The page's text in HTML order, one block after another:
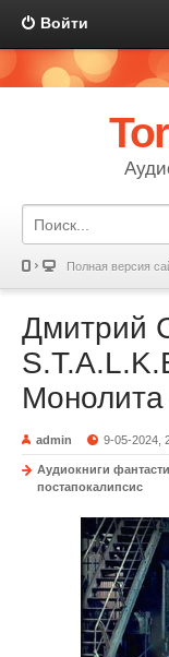
Войти
Полная версия
Дмитрий
admin 9-05-2024,
Аудиокниги
постапокалипсис